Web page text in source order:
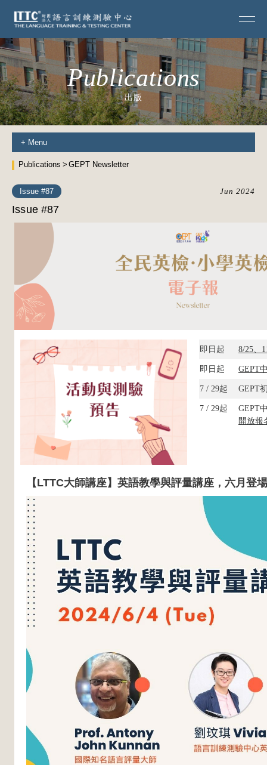
Publications
出版
+ Menu
Publications GEPT Newsletter
Issue #87 Jun 2024
Issue #87
即日起 8/25、
即日起 GEPT
7 / 29起 GEPT
7 / 29起
GEPT
開放報
【LTTC大師講座】英語教學與評量講座，六月登